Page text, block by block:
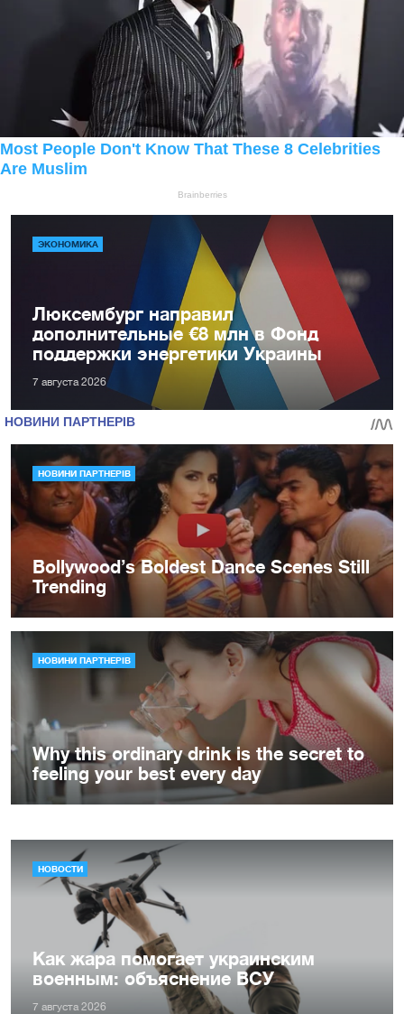
ЭКОНОМИКА
Люксембург направил
дополнительные €8 млн в Фонд
поддержки энергетики Украины
7 августа 2026
НОВОСТИ
Как жара помогает украинским
военным: объяснение ВСУ
7 августа 2026